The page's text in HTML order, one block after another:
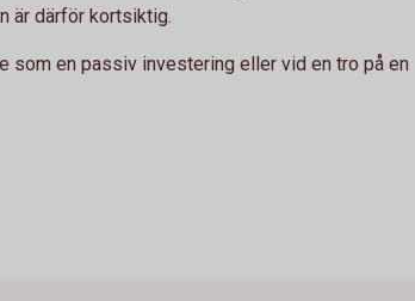
är därför kortsiktig.
som en passiv investering eller vid en tro på en